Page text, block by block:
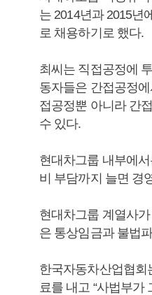
는 2014년과 2015년
로 채용하기로 했다.
최씨는 직접공정에
동자들은 간접공정
접공정뿐 아니라 간
수 있다.
현대차그룹 내부에
비 부담까지 늘면 경
현대차그룹 계열사
은 통상임금과 불법
한국자동차산업협회
료를 내고 “사법부가